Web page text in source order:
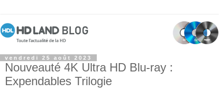
vendredi 25 août 2023
Nouveauté 4K Ultra HD Blu-ray :
Expendables Trilogie